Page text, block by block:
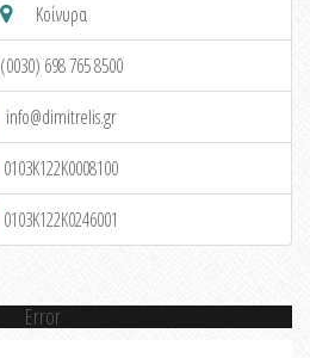
Κοίνυρα
(0030) 698 765 8500
info@dimitrelis.gr
0103K122K0008100
0103K122K0246001
Error